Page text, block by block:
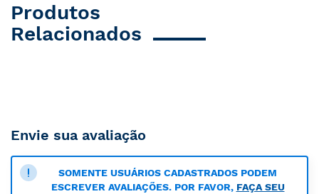
Produtos
Relacionados
Envie sua avaliação
SOMENTE USUÁRIOS CADASTRADOS PODEM
ESCREVER AVALIAÇÕES. POR FAVOR, FAÇA SEU